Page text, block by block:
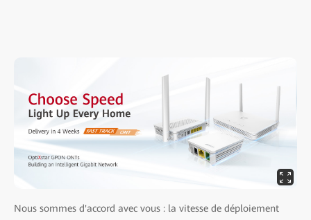
Nous sommes d'accord avec vous : la vitesse de déploiement